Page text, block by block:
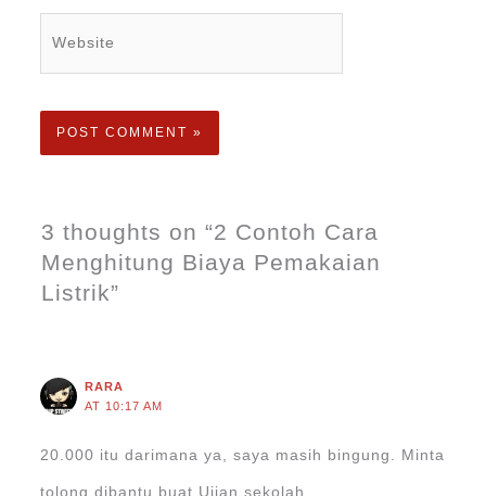
3 thoughts on “2 Contoh Cara
Menghitung Biaya Pemakaian
Listrik”
RARA
AT 10:17 AM
20.000 itu darimana ya, saya masih bingung. Minta
tolong dibantu buat Ujian sekolah